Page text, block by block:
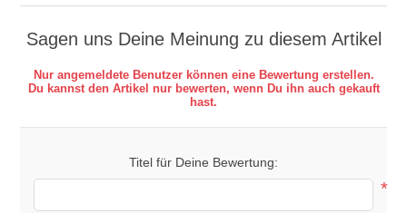
Sagen uns Deine Meinung zu diesem Artikel
Nur angemeldete Benutzer können eine Bewertung erstellen.
Du kannst den Artikel nur bewerten, wenn Du ihn auch gekauft
hast.
Titel für Deine Bewertung:
*